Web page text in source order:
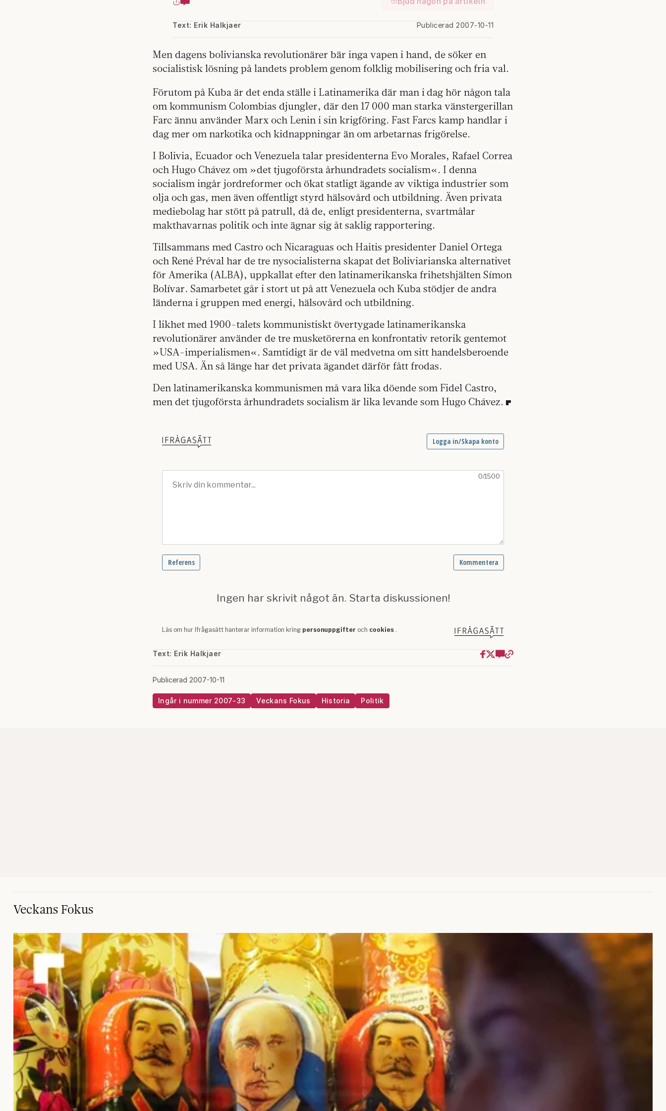
Text: Erik Halkjaer Publicerad 2007-10-11
Men dagens bolivianska revolutionärer bär inga vapen i hand, de söker en
socialistisk lösning på landets problem genom folklig mobilisering och fria val.
Förutom på Kuba är det enda ställe i Latinamerika där man i dag hör någon tala
om kommunism Colombias djungler, där den 17 000 man starka vänstergerillan
Farc ännu använder Marx och Lenin i sin krigföring. Fast Farcs kamp handlar i
dag mer om narkotika och kidnappningar än om arbetarnas frigörelse.
I Bolivia, Ecuador och Venezuela talar presidenterna Evo Morales, Rafael Correa
och Hugo Chávez om »det tjugoförsta århundradets socialism«. I denna
socialism ingår jordreformer och ökat statligt ägande av viktiga industrier som
olja och gas, men även offentligt styrd hälsovård och utbildning. Även privata
mediebolag har stött på patrull, då de, enligt presidenterna, svartmålar
makthavarnas politik och inte ägnar sig åt saklig rapportering.
Tillsammans med Castro och Nicaraguas och Haitis presidenter Daniel Ortega
och René Préval har de tre nysocialisterna skapat det Boliviarianska alternativet
för Amerika (ALBA), uppkallat efter den latinamerikanska frihetshjälten Símon
Bolívar. Samarbetet går i stort ut på att Venezuela och Kuba stödjer de andra
länderna i gruppen med energi, hälsovård och utbildning.
I likhet med 1900-talets kommunistiskt övertygade latinamerikanska
revolutionärer använder de tre musketörerna en konfrontativ retorik gentemot
»USA-imperialismen«. Samtidigt är de väl medvetna om sitt handelsberoende
med USA. Än så länge har det privata ägandet därför fått frodas.
Den latinamerikanska kommunismen må vara lika döende som Fidel Castro,
men det tjugoförsta århundradets socialism är lika levande som Hugo Chávez.
Text: Erik Halkjaer
Publicerad 2007-10-11
Ingår i nummer 2007-33 Veckans Fokus Historia Politik
Veckans Fokus